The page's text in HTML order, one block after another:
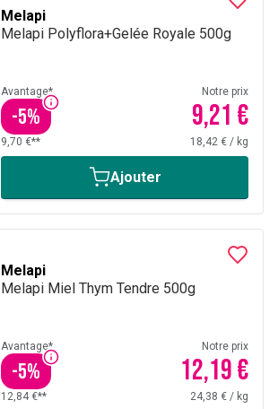
Melapi
Melapi Polyflora+Gelée Royale 500g
Avantage*
-5%
Notre prix
9,21 €
9,70 €** 18,42 € / kg
Ajouter
Melapi
Melapi Miel Thym Tendre 500g
Avantage*
-5%
Notre prix
12,19 €
12,84 €** 24,38 € / kg